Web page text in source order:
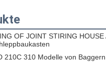
OF JOINT STIRING
210C 310 Modelle von Baggern